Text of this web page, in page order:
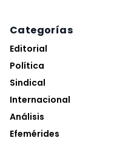
Categorías
Editorial
Política
Sindical
Internacional
Análisis
Efemérides